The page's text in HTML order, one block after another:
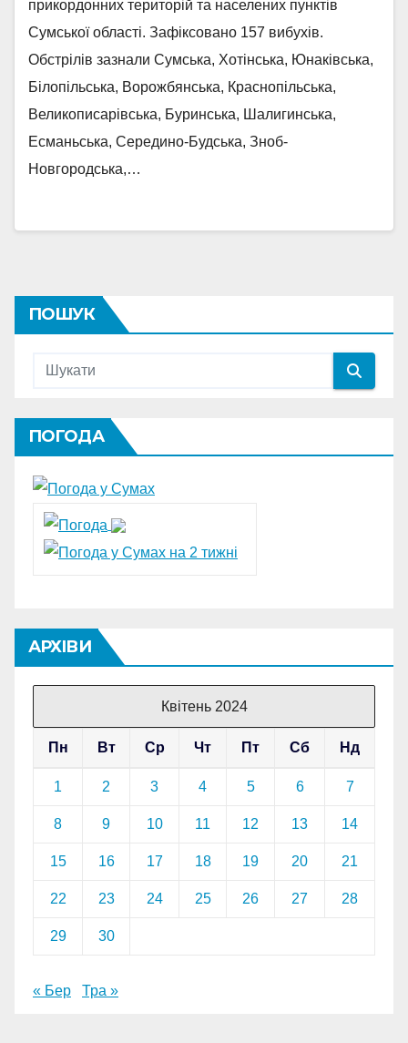
прикордонних територій та населених пунктів
Сумської області. Зафіксовано 157 вибухів.
Обстрілів зазнали Сумська, Хотінська, Юнаківська,
Білопільська, Ворожбянська, Краснопільська,
Великописарівська, Буринська, Шалигинська,
Есманьська, Середино-Будська, Зноб-
Новгородська,…
ПОШУК
ПОГОДА
АРХІВИ
Квітень 2024
Пн Вт Ср Чт Пт Сб Нд
1 2 3 4 5 6 7
8 9 10 11 12 13 14
15 16 17 18 19 20 21
22 23 24 25 26 27 28
29 30
« Бер Тра »